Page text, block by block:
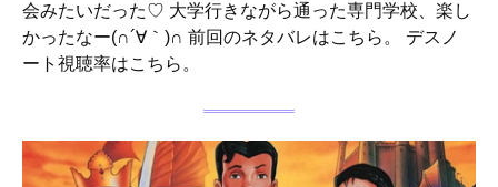
会みたいだった♡ 大学行きながら通った専門学校、楽し
かったなー(∩´∀｀)∩ 前回のネタバレはこちら。 デスノ
ート視聴率はこちら。